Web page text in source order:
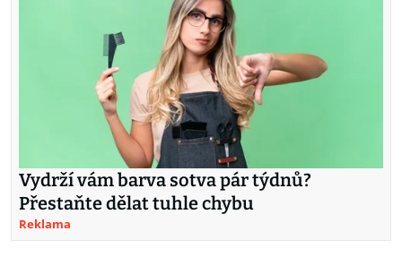
Vydrží vám barva sotva pár týdnů?
Přestaňte dělat tuhle chybu
Reklama